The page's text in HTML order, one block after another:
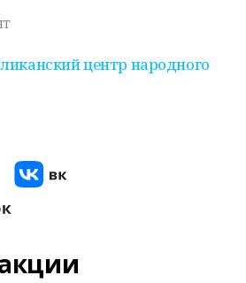
центр народного